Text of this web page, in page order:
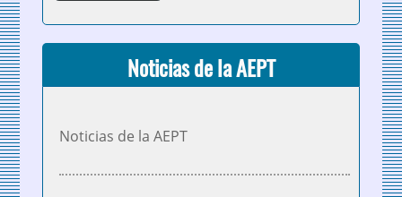
Noticias de la AEPT
Noticias de la AEPT